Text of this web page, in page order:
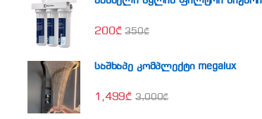
200₾ 350₾
საშხაპე კომპლექტი megalux
1,499₾ 3,000₾